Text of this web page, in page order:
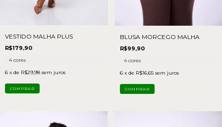
VESTIDO MALHA PLUS
R$179,90
4 cores
6 x de R$29,98 sem juros
COMPRAR
BLUSA MORCEGO MALHA
R$99,90
4 cores
6 x de R$16,65 sem juros
COMPRAR